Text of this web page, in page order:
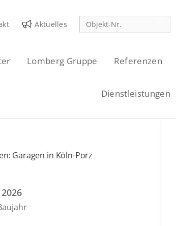
Aktuelles
Lomberg Gruppe Referenzen
Dienstleistungen
Garagen in Köln-Porz
2026